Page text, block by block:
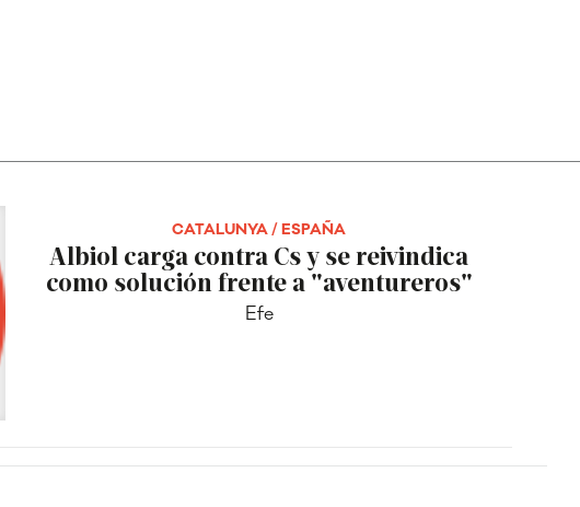
CATALUNYA / ESPAÑA
Albiol carga contra Cs y se reivindica
como solución frente a "aventureros"
Efe